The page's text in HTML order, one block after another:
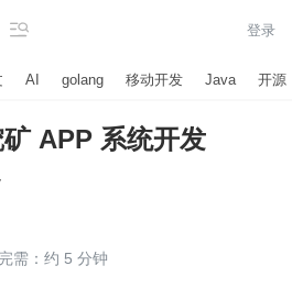
 登录
AI golang 移动开发 Java 开源
APP 系统开发
需：约 5 分钟